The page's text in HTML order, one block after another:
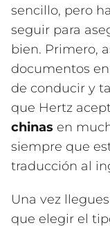
sencillo, pero
seguir para
bien. Primero,
documentos
de conducir y
que Hertz
chinas en
siempre que
traducción al
Una vez
que elegir el